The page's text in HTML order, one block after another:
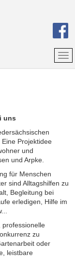
uns
. Eine Projektidee
und
und Arpke.
für Menschen
sind Alltagshilfen zu
Begleitung bei
erledigen, Hilfe im
professionelle
zu
oder
leistbare